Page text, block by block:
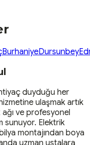
BurhaniyeDursunbey
duyduğu her
ulaşmak artık
ve profesyonel
sunuyor. Elektrik
montajından boya
uzman ustalara